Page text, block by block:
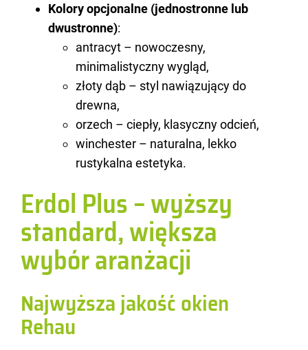
Kolory opcjonalne (jednostronne lub
dwustronne):
antracyt – nowoczesny,
minimalistyczny wygląd,
złoty dąb – styl nawiązujący do
drewna,
orzech – ciepły, klasyczny odcień,
winchester – naturalna, lekko
rustykalna estetyka.
Erdol Plus – wyższy
standard, większa
wybór aranżacji
Najwyższa jakość okien
Rehau